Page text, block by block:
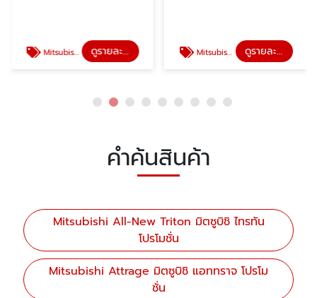
Mitsubishi Attrage มิตซูบิชิ แอททราจ โปรโมชั่น ดูรายละเอียด Mitsubishi XForce HEV เอ็กซ์ฟอร์ส เอชอีวี โปรโมชั่น ดูรายละเอียด
คำค้นสินค้า
Mitsubishi All-New Triton มิตซูบิชิ ไทรทัน
โปรโมชั่น
Mitsubishi Attrage มิตซูบิชิ แอททราจ โปรโม
ชั่น